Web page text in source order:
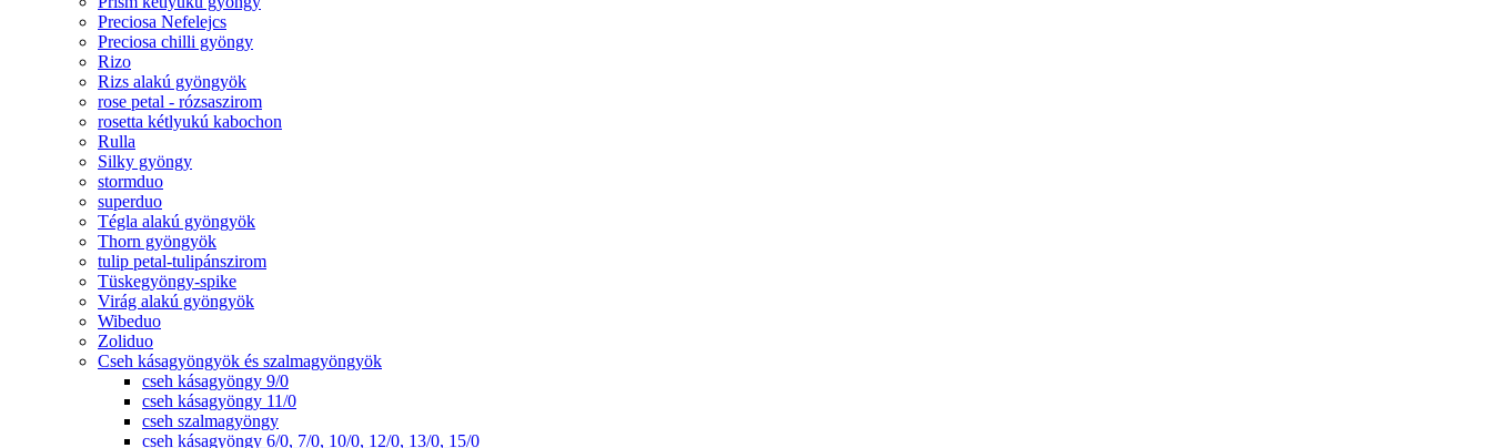
Preciosa Nefelejcs
Preciosa chilli gyöngy
Rizo
Rizs alakú gyöngyök
rose petal - rózsaszirom
rosetta kétlyukú kabochon
Rulla
Silky gyöngy
stormduo
superduo
Tégla alakú gyöngyök
Thorn gyöngyök
tulip petal-tulipánszirom
Tüskegyöngy-spike
Virág alakú gyöngyök
Wibeduo
Zoliduo
Cseh kásagyöngyök és szalmagyöngyök
cseh kásagyöngy 9/0
cseh kásagyöngy 11/0
cseh szalmagyöngy
cseh kásagyöngy 6/0, 7/0, 10/0, 12/0, 13/0, 15/0